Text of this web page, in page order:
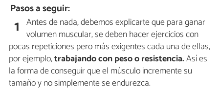
Pasos a seguir:
1 Antes de nada, debemos explicarte que para ganar
volumen muscular, se deben hacer ejercicios con
pocas repeticiones pero más exigentes cada una de ellas,
por ejemplo,trabajando con peso o resistencia.Así es
la forma de conseguir que el músculo incremente su
tamaño y no simplemente se endurezca.